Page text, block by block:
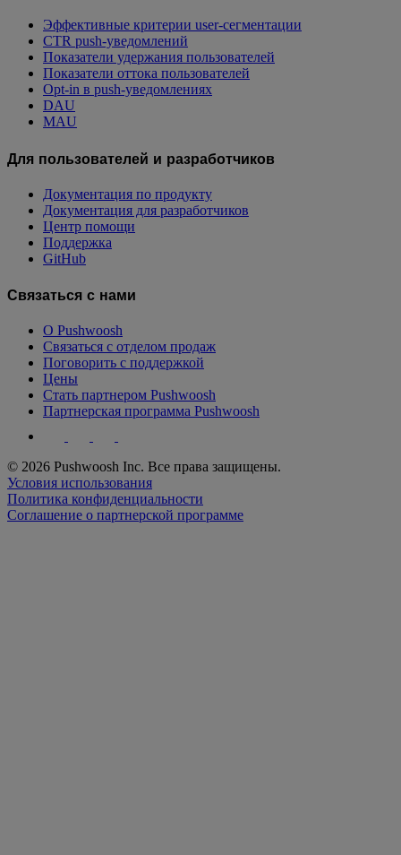
Эффективные критерии user-сегментации
CTR push-уведомлений
Показатели удержания пользователей
Показатели оттока пользователей
Opt-in в push-уведомлениях
DAU
MAU
Для пользователей и разработчиков
Документация по продукту
Документация для разработчиков
Центр помощи
Поддержка
GitHub
Связаться с нами
О Pushwoosh
Связаться с отделом продаж
Поговорить с поддержкой
Цены
Стать партнером Pushwoosh
Партнерская программа Pushwoosh
© 2026 Pushwoosh Inc. Все права защищены.
Условия использования
Политика конфиденциальности
Соглашение о партнерской программе